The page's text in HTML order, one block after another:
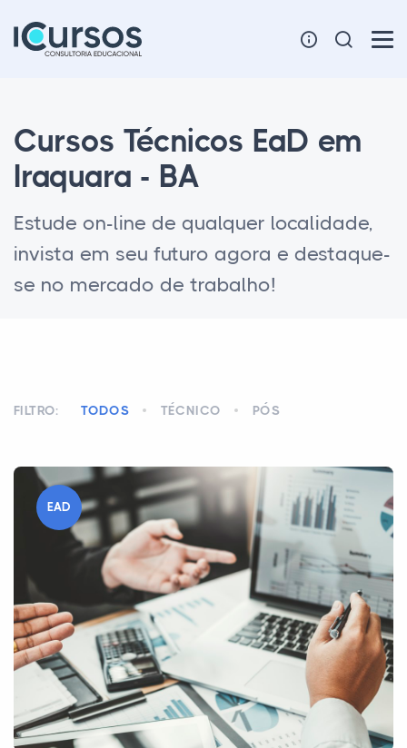
Cursos Técnicos EaD em
Iraquara - BA
Estude on-line de qualquer localidade,
invista em seu futuro agora e destaque-
se no mercado de trabalho!
FILTRO: TODOS TÉCNICO PÓS
EAD